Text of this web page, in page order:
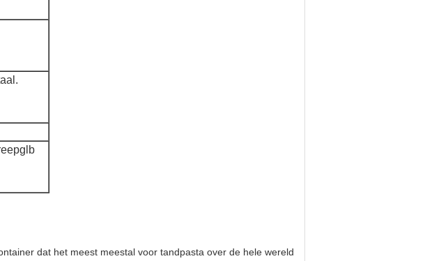
dat het meest meestal voor tandpasta over de hele wereld